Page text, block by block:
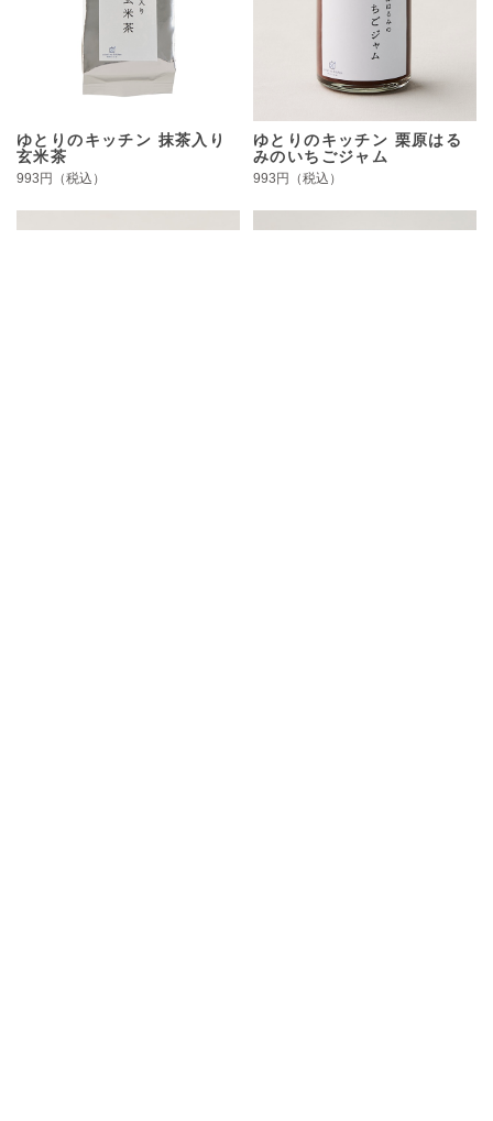
ゆとりのキッチン 抹茶入り
玄米茶
993円（税込）
ゆとりのキッチン 栗原はる
みのいちごジャム
993円（税込）